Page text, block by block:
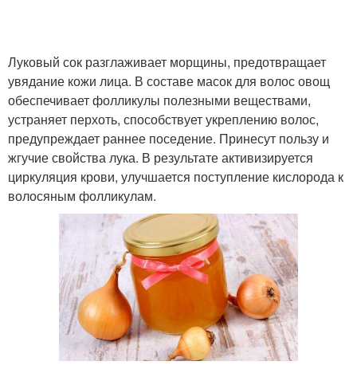
Маски для волос
Ингредиенты в луково-
медовую маску
Маска на лицо Маска для достижения
Маска на голове Луковый сок
Луковый сок разглаживает морщины, предотвращает
увядание кожи лица. В составе масок для волос овощ
обеспечивает фолликулы полезными веществами,
устраняет перхоть, способствует укреплению волос,
предупреждает раннее поседение. Принесут пользу и
жгучие свойства лука. В результате активизируется
циркуляция крови, улучшается поступление кислорода к
волосяным фолликулам.